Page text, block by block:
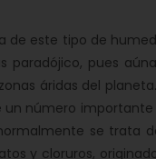
este tipo de
paradójico, pues
áridas del
número importante
se trata
y cloruros,